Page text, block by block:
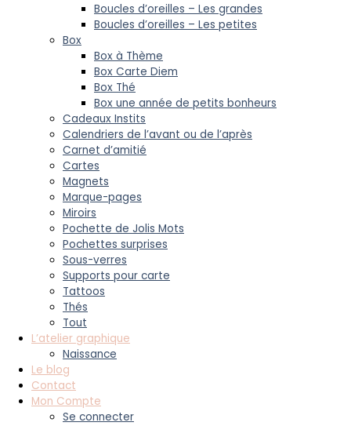
Boucles d’oreilles – Les grandes
Boucles d’oreilles – Les petites
Box
Box à Thème
Box Carte Diem
Box Thé
Box une année de petits bonheurs
Cadeaux Instits
Calendriers de l’avant ou de l’après
Carnet d’amitié
Cartes
Magnets
Marque-pages
Miroirs
Pochette de Jolis Mots
Pochettes surprises
Sous-verres
Supports pour carte
Tattoos
Thés
Tout
L’atelier graphique
Naissance
Le blog
Contact
Mon Compte
Se connecter